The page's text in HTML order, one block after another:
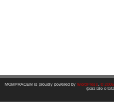
MOMPRACEM is proudly powered by WordPress © 2005
(parziale o